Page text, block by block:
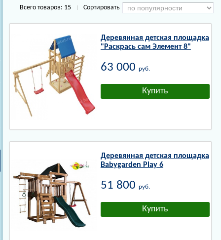
Всего товаров: 15 Сортировать
Деревянная детская площадка
"Раскрась сам Элемент 8"
63 000 руб.
Деревянная детская площадка
Babygarden Play 6
51 800 руб.